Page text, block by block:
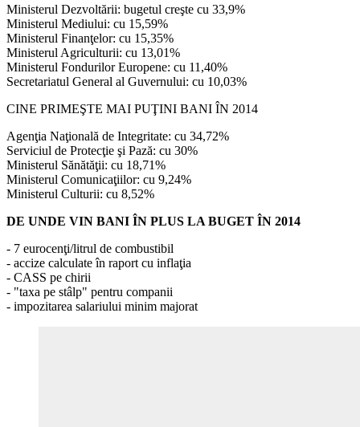
Ministerul Dezvoltării: bugetul creşte cu 33,9%
Ministerul Mediului: cu 15,59%
Ministerul Finanţelor: cu 15,35%
Ministerul Agriculturii: cu 13,01%
Ministerul Fondurilor Europene: cu 11,40%
Secretariatul General al Guvernului: cu 10,03%
CINE PRIMEŞTE MAI PUŢINI BANI ÎN 2014
Agenţia Naţională de Integritate: cu 34,72%
Serviciul de Protecţie şi Pază: cu 30%
Ministerul Sănătăţii: cu 18,71%
Ministerul Comunicaţiilor: cu 9,24%
Ministerul Culturii: cu 8,52%
DE UNDE VIN BANI ÎN PLUS LA BUGET ÎN 2014
- 7 eurocenţi/litrul de combustibil
- accize calculate în raport cu inflaţia
- CASS pe chirii
- "taxa pe stâlp" pentru companii
- impozitarea salariului minim majorat